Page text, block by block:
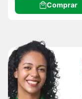
Comprar